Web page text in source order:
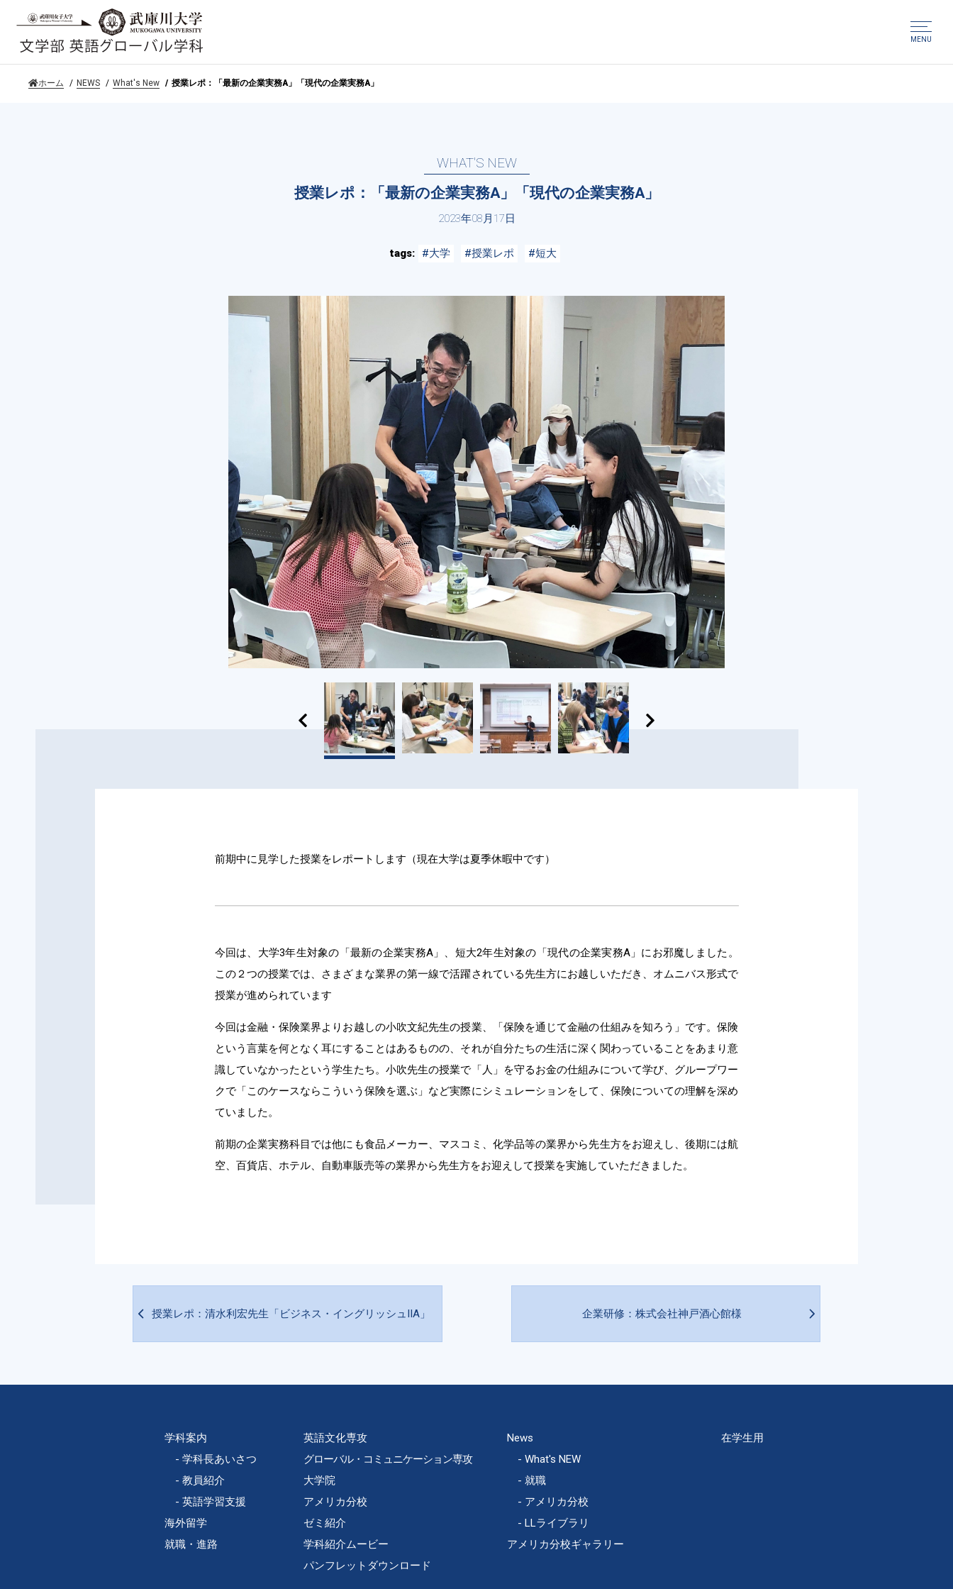
MENU
ホーム NEWS What's New 授業レポ：「最新の企業実務A」「現代の企業実務A」
WHAT'S NEW
授業レポ：「最新の企業実務A」「現代の企業実務A」
2023年08月17日
tags #大学 #授業レポ #短大
前期中に見学した授業をレポートします（現在大学は夏季休暇中です）
今回は、大学3年生対象の「最新の企業実務A」、短大2年生対象の「現代の企業実務A」にお邪魔しました。
この２つの授業では、さまざまな業界の第一線で活躍されている先生方にお越しいただき、オムニバス形式で
授業が進められています
今回は金融・保険業界よりお越しの小吹文紀先生の授業、「保険を通じて金融の仕組みを知ろう」です。保険
という言葉を何となく耳にすることはあるものの、それが自分たちの生活に深く関わっていることをあまり意
識していなかったという学生たち。小吹先生の授業で「人」を守るお金の仕組みについて学び、グループワー
クで「このケースならこういう保険を選ぶ」など実際にシミュレーションをして、保険についての理解を深め
ていました。
前期の企業実務科目では他にも食品メーカー、マスコミ、化学品等の業界から先生方をお迎えし、後期には航
空、百貨店、ホテル、自動車販売等の業界から先生方をお迎えして授業を実施していただきました。
授業レポ：清水利宏先生「ビジネス・イングリッシュIIA」 企業研修：株式会社神戸酒心館様
学科案内
学科長あいさつ
教員紹介
英語学習支援
海外留学
就職・進路
英語文化専攻
グローバル・コミュニケーション専攻
大学院
アメリカ分校
ゼミ紹介
学科紹介ムービー
パンフレットダウンロード
News
What's NEW
就職
アメリカ分校
LLライブラリ
アメリカ分校ギャラリー
在学生用